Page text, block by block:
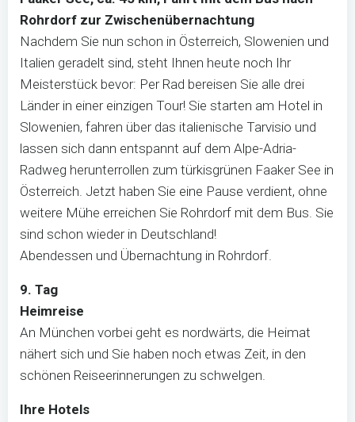
Rohrdorf zur Zwischenübernachtung
Nachdem Sie nun schon in Österreich, Slowenien und
Italien geradelt sind, steht Ihnen heute noch Ihr
Meisterstück bevor: Per Rad bereisen Sie alle drei
Länder in einer einzigen Tour! Sie starten am Hotel in
Slowenien, fahren über das italienische Tarvisio und
lassen sich dann entspannt auf dem Alpe-Adria-
Radweg herunterrollen zum türkisgrünen Faaker See in
Österreich. Jetzt haben Sie eine Pause verdient, ohne
weitere Mühe erreichen Sie Rohrdorf mit dem Bus. Sie
sind schon wieder in Deutschland!
Abendessen und Übernachtung in Rohrdorf.
9. Tag
Heimreise
An München vorbei geht es nordwärts, die Heimat
nähert sich und Sie haben noch etwas Zeit, in den
schönen Reiseerinnerungen zu schwelgen.
Ihre Hotels